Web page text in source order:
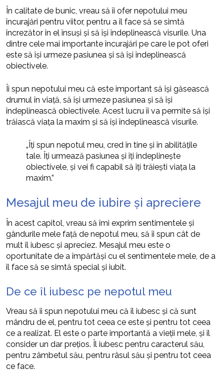
În calitate de bunic, vreau să îi ofer nepotului meu
încurajări pentru viitor, pentru a îl face să se simtă
încrezător în el însuși și să își îndeplinească visurile. Una
dintre cele mai importante încurajări pe care le pot oferi
este să își urmeze pasiunea și să își îndeplinească
obiectivele.
Îi spun nepotului meu că este important să își găsească
drumul în viață, să își urmeze pasiunea și să își
îndeplinească obiectivele. Acest lucru îi va permite să își
trăiască viața la maxim și să își îndeplinească visurile.
„Îți spun nepotul meu, cred în tine și în abilitățile
tale. Îți urmează pasiunea și îți îndeplinește
obiectivele, și vei fi capabil să îți trăiești viața la
maxim.”
Mesajul meu de iubire și apreciere
În acest capitol, vreau să îmi exprim sentimentele și
gândurile mele față de nepotul meu, să îi spun cât de
mult îl iubesc și apreciez. Mesajul meu este o
oportunitate de a împărtăși cu el sentimentele mele, de a
îl face să se simtă special și iubit.
De ce îl iubesc pe nepotul meu
Vreau să îi spun nepotului meu că îl iubesc și că sunt
mândru de el, pentru tot ceea ce este și pentru tot ceea
ce a realizat. El este o parte importantă a vieții mele, și îl
consider un dar prețios. Îl iubesc pentru caracterul său,
pentru zâmbetul său, pentru râsul său și pentru tot ceea
ce face.